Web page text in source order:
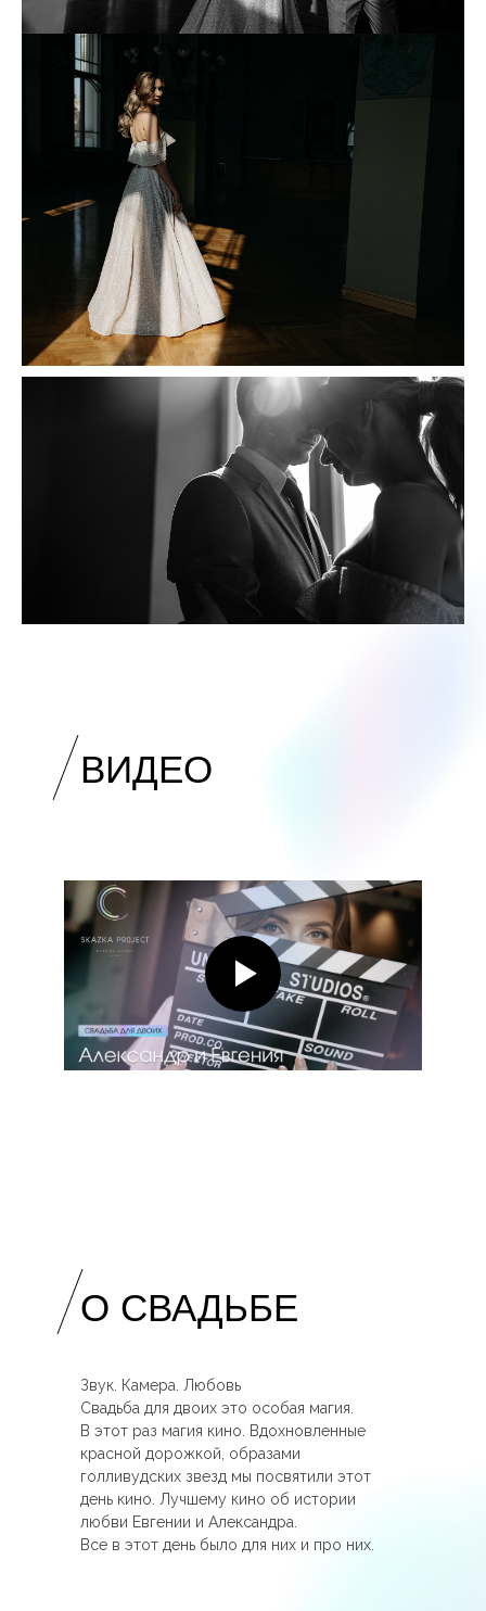
ВИДЕО
О СВАДЬБЕ
Звук. Камера. Любовь
Свадьба для двоих это особая магия.
В этот раз магия кино. Вдохновленные
красной дорожкой, образами
голливудских звезд мы посвятили этот
день кино. Лучшему кино об истории
любви Евгении и Александра.
Все в этот день было для них и про них.